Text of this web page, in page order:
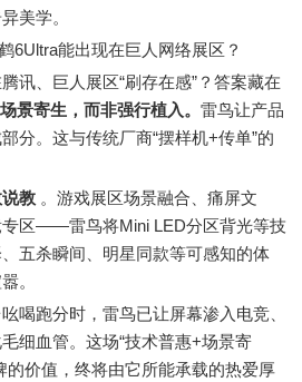
美学。
、巨人展区“刷存在感”？答案藏在
场景寄生，而非强行植入。 雷鸟让产品
分。这与传统厂商“摆样机+传单”的
教 。游戏展区场景融合、痛屏文
专区——雷鸟将Mini LED分区背光等技
五杀瞬间、明星同款等可感知的体
。
跑分时，雷鸟已让屏幕渗入电竞、
细血管。这场“技术普惠+场景寄
的价值，终将由它所能承载的热爱厚